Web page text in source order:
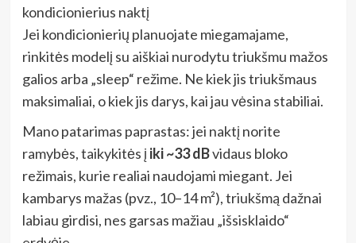
kondicionierius naktį
Jei kondicionierių planuojate miegamajame,
rinkitės modelį su aiškiai nurodytu triukšmu mažos
galios arba „sleep“ režime. Ne kiek jis triukšmaus
maksimaliai, o kiek jis darys, kai jau vėsina stabiliai.
Mano patarimas paprastas: jei naktį norite
ramybės, taikykitės į iki ~33 dBvidaus bloko
režimais, kurie realiai naudojami miegant. Jei
kambarys mažas (pvz., 10–14 m²), triukšmą dažnai
labiau girdisi, nes garsas mažiau „išsisklaido“